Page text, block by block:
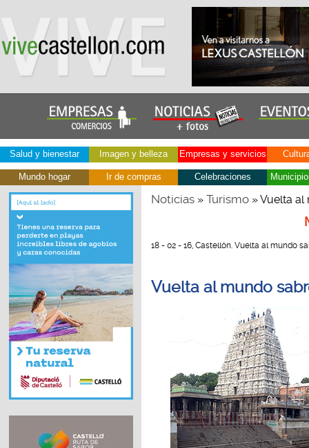
Salud y bienestar Imagen y belleza Empresas y servicios
Mundo hogar Ir de compras Celebraciones
Noticias» Turismo» Vuelta al
18 - 02 - 16, Castellón. Vuelta al mundo
Vuelta al mundo